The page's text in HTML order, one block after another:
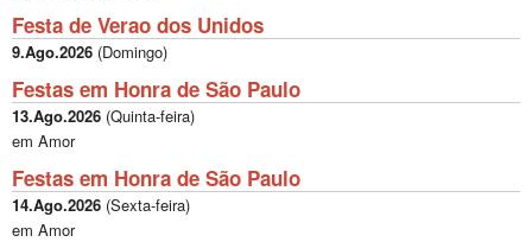
Festa de Verao dos Unidos
9.Ago.2026 (Domingo)
Festas em Honra de São Paulo
13.Ago.2026 (Quinta-feira)
em Amor
Festas em Honra de São Paulo
14.Ago.2026 (Sexta-feira)
em Amor